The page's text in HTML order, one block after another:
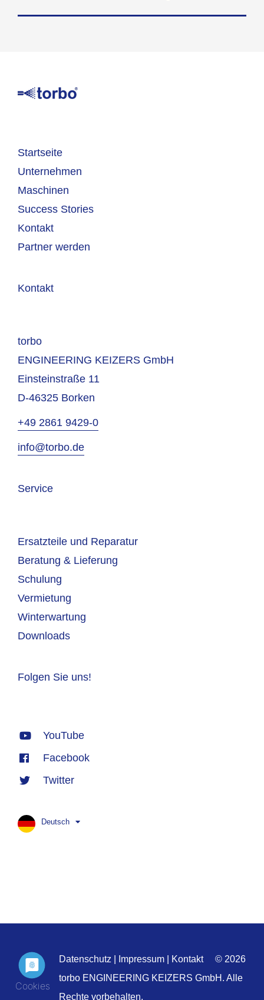
Startseite
Unternehmen
Maschinen
Success Stories
Kontakt
Partner werden
Kontakt
torbo
ENGINEERING KEIZERS GmbH
Einsteinstraße 11
D-46325 Borken
+49 2861 9429-0
info@torbo.de
Service
Ersatzteile und Reparatur
Beratung & Lieferung
Schulung
Vermietung
Winterwartung
Downloads
Folgen Sie uns!
YouTube
Facebook
Twitter
Deutsch
Datenschutz Impressum Kontakt
© 2026
torbo ENGINEERING KEIZERS GmbH. Alle
Rechte vorbehalten.